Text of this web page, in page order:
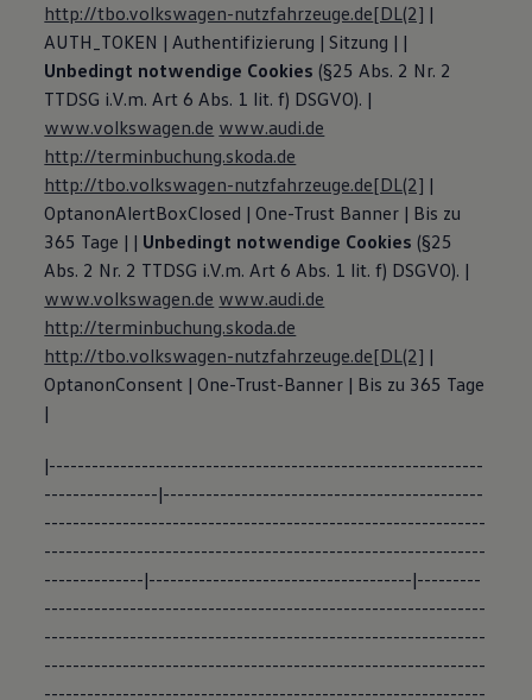
http://tbo.volkswagen-nutzfahrzeuge.de[DL(2] |
AUTH_TOKEN | Authentifizierung | Sitzung | |
Unbedingt notwendige Cookies (§25 Abs. 2 Nr. 2
TTDSG i.V.m. Art 6 Abs. 1 lit. f) DSGVO). |
www.volkswagen.de www.audi.de
http://terminbuchung.skoda.de
http://tbo.volkswagen-nutzfahrzeuge.de[DL(2] |
OptanonAlertBoxClosed | One-Trust Banner | Bis zu
365 Tage | | Unbedingt notwendige Cookies (§25
Abs. 2 Nr. 2 TTDSG i.V.m. Art 6 Abs. 1 lit. f) DSGVO). |
www.volkswagen.de www.audi.de
http://terminbuchung.skoda.de
http://tbo.volkswagen-nutzfahrzeuge.de[DL(2] |
OptanonConsent | One-Trust-Banner | Bis zu 365 Tage
|
|-------------------------------------------------------------
----------------|---------------------------------------------
--------------------------------------------------------------
--------------------------------------------------------------
--------------|-------------------------------------|---------
--------------------------------------------------------------
--------------------------------------------------------------
--------------------------------------------------------------
--------------------------------------------------------------